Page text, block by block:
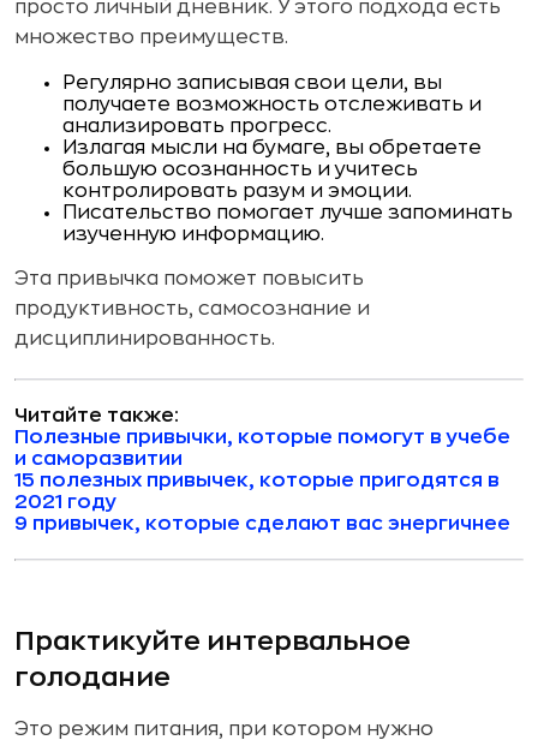
просто личный дневник. У этого подхода есть
множество преимуществ.
Регулярно записывая свои цели, вы
получаете возможность отслеживать и
анализировать прогресс.
Излагая мысли на бумаге, вы обретаете
большую осознанность и учитесь
контролировать разум и эмоции.
Писательство помогает лучше запоминать
изученную информацию.
Эта привычка поможет повысить
продуктивность, самосознание и
дисциплинированность.
Читайте также:
Полезные привычки, которые помогут в учебе
и саморазвитии
15 полезных привычек, которые пригодятся в
2021 году
9 привычек, которые сделают вас энергичнее
Практикуйте интервальное
голодание
Это режим питания, при котором нужно